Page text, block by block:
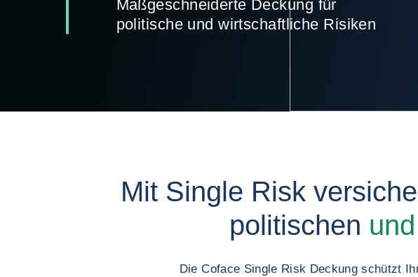
Maßgeschneiderte Deckung für
politische und wirtschaftliche Risiken
Mit Single Risk
politischen
Die Coface Single Risk Deckung schützt